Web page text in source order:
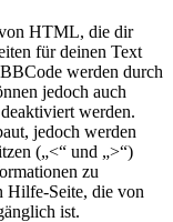
HTML, die dir
für deinen Text
werden durch
jedoch auch
werden.
jedoch werden
(„<“ und „>“)
zu
Hilfe-Seite, die von
ist.